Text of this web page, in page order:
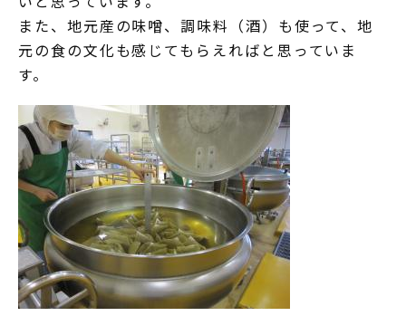
また、地元産の味噌、調味料（酒）も使って、地
元の食の文化も感じてもらえればと思っていま
す。